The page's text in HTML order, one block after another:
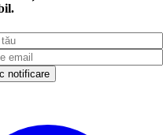
notificare